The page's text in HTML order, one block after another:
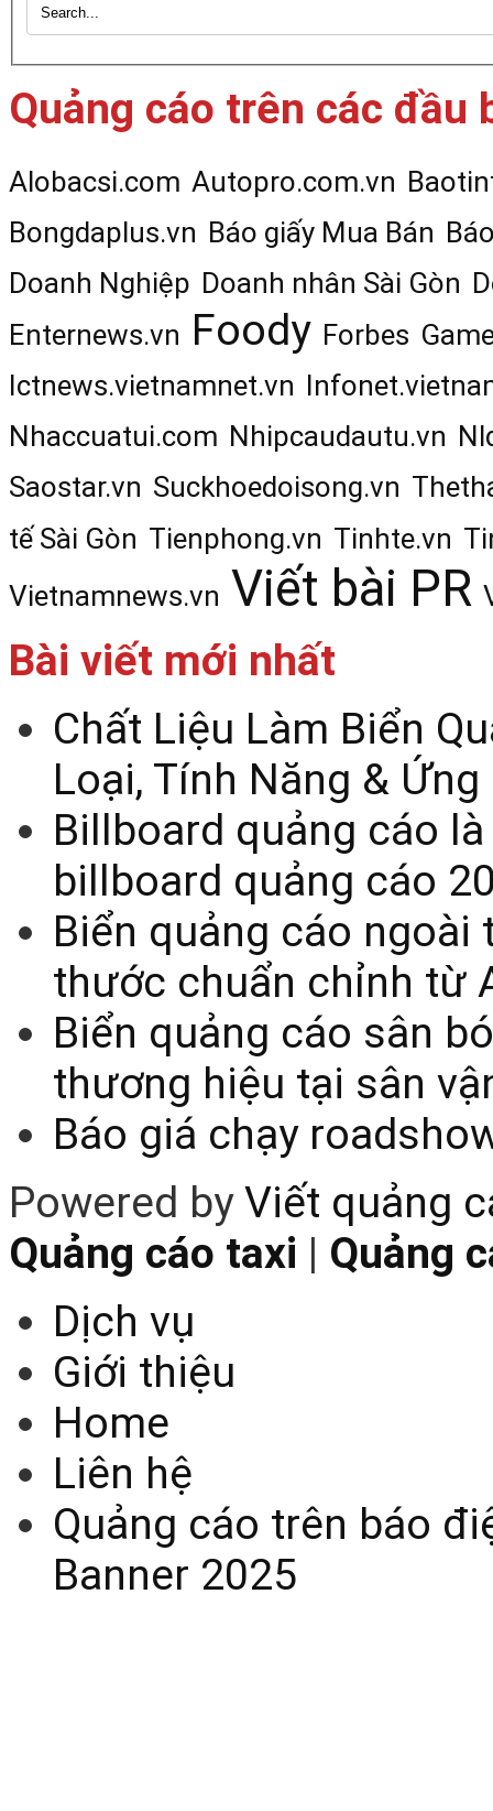
Quảng cáo trên các đầu
Alobacsi.com Autopro.com.vn
Bongdaplus.vn Báo giấy Mua Bán
Doanh Nghiệp Doanh nhân Sài Gòn
Enternews.vn Foody Forbes
Ictnews.vietnamnet.vn
Nhaccuatui.com Nhipcaudautu.vn
Saostar.vn Suckhoedoisong.vn
tế Sài Gòn Tienphong.vn Tinhte.vn
Vietnamnews.vn Viết bài PR
Bài viết mới nhất
Chất Liệu Làm Biển
Loại, Tính Năng &
Billboard quảng cáo
billboard quảng cáo
Biển quảng cáo
thước chuẩn chỉnh từ
Biển quảng cáo sân
thương hiệu tại sân
Báo giá chạy
Powered byViết quảng
Quảng cáo taxi | Quảng
Dịch vụ
Giới thiệu
Home
Liên hệ
Quảng cáo trên báo
Banner 2025